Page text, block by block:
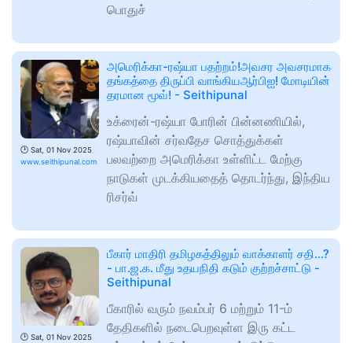
பொதுச்
🕑 Sat, 01 Nov 2025
www.seithipunal.com
அமெரிக்கா-ரஷ்யா பதற்றம்!அவசர அவசரமாக
தங்கத்தை திருப்பி வாங்கியஆர்பிஐ! மோடியின்
தரமான மூவ்! - Seithipunal
உக்ரைன்-ரஷ்யா போரின் பின்னணியில்,
ரஷ்யாவின் சர்வதேச சொத்துக்கள்
பலவற்றை அமெரிக்கா உள்ளிட்ட மேற்கு
நாடுகள் முடக்கியதைத் தொடர்ந்து, இந்திய
ரிசர்வ்
🕑 Sat, 01 Nov 2025
பீகார் மாதிரி தமிழகத்திலும் வாக்காளர் சதி...?
- பா.ஜ.க. மீது உதயநிதி கடும் குற்றச்சாட்டு -
Seithipunal
பீகாரில் வரும் நவம்பர் 6 மற்றும் 11-ம்
தேதிகளில் நடைபெறவுள்ள இரு கட்ட